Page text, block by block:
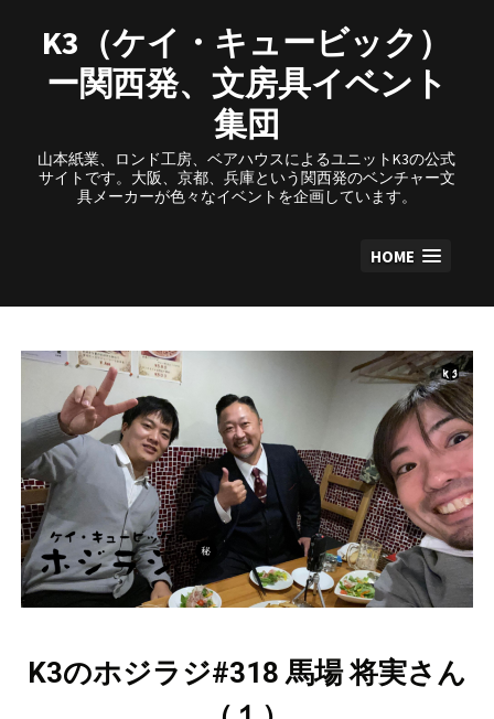
content
K3（ケイ・キュービック）
ー関西発、文房具イベント
集団
山本紙業、ロンド工房、ベアハウスによるユニットK3の公式
サイトです。大阪、京都、兵庫という関西発のベンチャー文
具メーカーが色々なイベントを企画しています。
HOME
K3のホジラジ#318 馬場 将実さん